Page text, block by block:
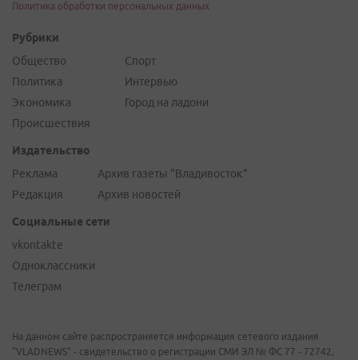
Политика обработки персональных данных
Рубрики
Общество
Политика
Экономика
Происшествия
Спорт
Интервью
Город на ладони
Издательство
Реклама
Редакция
Архив газеты "Владивосток"
Архив новостей
Социальные сети
vkontakte
Одноклассники
Телеграм
На данном сайте распространяется информация сетевого издания
"VLADNEWS" - свидетельство о регистрации СМИ ЭЛ № ФС 77 - 72742,